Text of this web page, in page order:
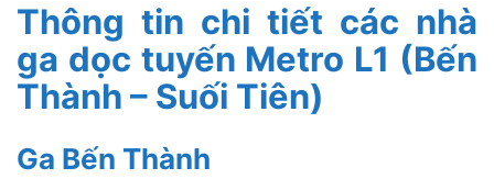
Thông tin chi tiết các nhà
ga dọc tuyến Metro L1 (Bến
Thành – Suối Tiên)
Ga Bến Thành